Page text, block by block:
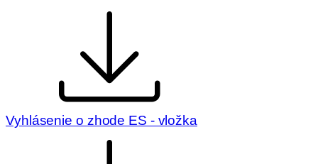
Vyhlásenie o zhode ES - vložka